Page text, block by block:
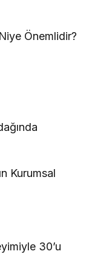
Önemlidir?
Kurumsal
30’u